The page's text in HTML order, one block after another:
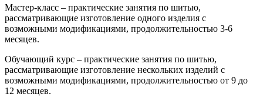
Мастер-класс – практические занятия по шитью,
рассматривающие изготовление одного изделия с
возможными модификациями, продолжительностью 3-6
месяцев.
Обучающий курс – практические занятия по шитью,
рассматривающие изготовление нескольких изделий с
возможными модификациями, продолжительностью от 9 до
12 месяцев.